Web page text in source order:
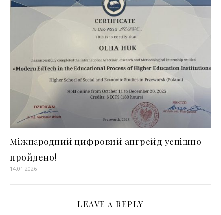
Міжнародний цифровий апгрейд успішно
пройдено!
14.01.2026
LEAVE A REPLY